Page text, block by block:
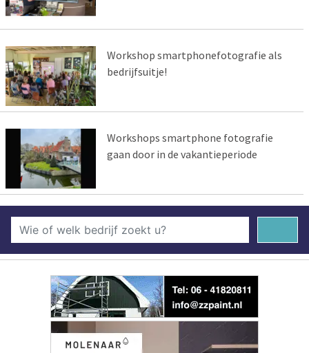
Workshop smartphonefotografie als
bedrijfsuitje!
Workshops smartphone fotografie
gaan door in de vakantieperiode